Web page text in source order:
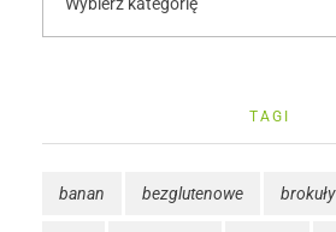
TAGI
banan bezglutenowe brokuły